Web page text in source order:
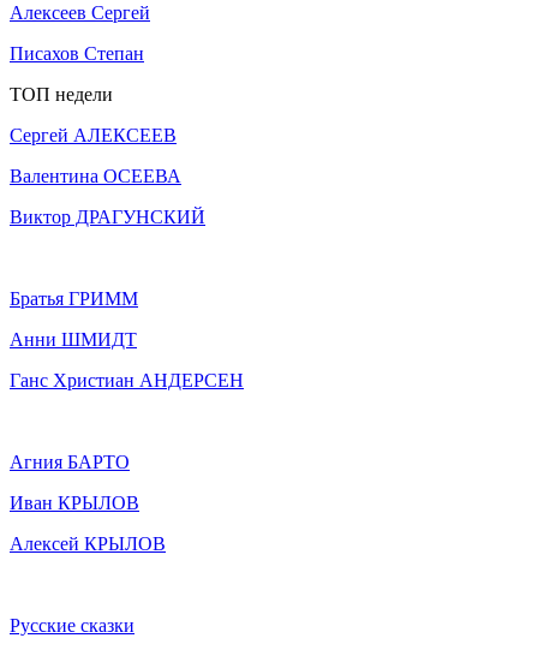
Алексеев Сергей
Писахов Степан
ТОП недели
Сергей АЛЕКСЕЕВ
Валентина ОСЕЕВА
Виктор ДРАГУНСКИЙ
Братья ГРИММ
Анни ШМИДТ
Ганс Христиан АНДЕРСЕН
Агния БАРТО
Иван КРЫЛОВ
Алексей КРЫЛОВ
Русские сказки